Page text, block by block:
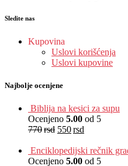
Sledite nas
Kupovina
Uslovi korišćenja
Uslovi kupovine
Najbolje ocenjene
Biblija na kesici za supu
Ocenjeno 5.00 od 5
770rsd 550rsd
Enciklopedijski rečnik
Ocenjeno 5.00 od 5